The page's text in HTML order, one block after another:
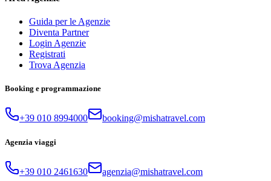
Guida per le Agenzie
Diventa Partner
Login Agenzie
Registrati
Trova Agenzia
Booking e programmazione
+39 010 8994000 booking@mishatravel.com
Agenzia viaggi
+39 010 2461630 agenzia@mishatravel.com